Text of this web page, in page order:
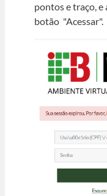
pontos e traço, e
botão "Acessar".